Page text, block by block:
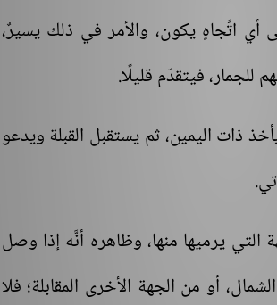
أي اتِّجاهٍ يكون، والأمر في ذلك يسيرٌ،
فيتقدّم قليلًا.
ذات اليمين، ثم يستقبل القبلة ويدعو
التي يرميها منها، وظاهره أنَّه إذا وصل
أو من الجهة الأخرى المقابلة؛ فلا